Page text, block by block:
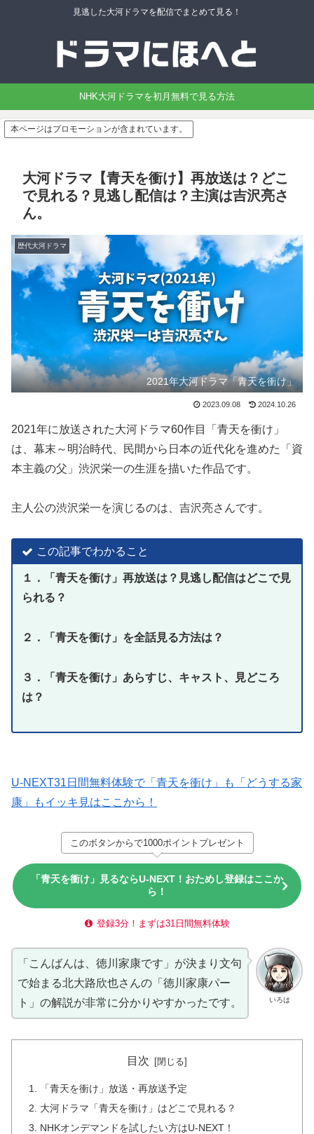
見逃した大河ドラマを配信でまとめて見る！
NHK大河ドラマを初月無料で見る方法
本ページはプロモーションが含まれています。
大河ドラマ【青天を衝け】再放送は？どこ
で見れる？見逃し配信は？主演は吉沢亮さ
ん。
歴代大河ドラマ
2021年大河ドラマ「青天を衝け」
2023.09.08 2024.10.26
2021年に放送された大河ドラマ60作目「青天を衝け」
は、幕末～明治時代、民間から日本の近代化を進めた「資
本主義の父」渋沢栄一の生涯を描いた作品です。
主人公の渋沢栄一を演じるのは、吉沢亮さんです。
この記事でわかること
１．「青天を衝け」再放送は？見逃し配信はどこで見
られる？
２．「青天を衝け」を全話見る方法は？
３．「青天を衝け」あらすじ、キャスト、見どころ
は？
U-NEXT31日間無料体験で「青天を衝け」も「どうする家
康」もイッキ見はここから！
このボタンからで1000ポイントプレゼント
「青天を衝け」見るならU-NEXT！おためし登録はここか
ら！
登録3分！まずは31日間無料体験
いろは
「こんばんは、徳川家康です」が決まり文句
で始まる北大路欣也さんの「徳川家康パー
ト」の解説が非常に分かりやすかったです。
目次
「青天を衝け」放送・再放送予定
大河ドラマ「青天を衝け」はどこで見れる？
NHKオンデマンドを試したい方はU-NEXT！